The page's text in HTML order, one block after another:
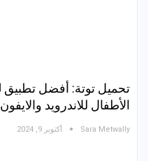
تحميل توتة: أفضل تطبيق
الأطفال للاندرويد والايفون
Sara Metwally أكتوبر 9, 2024